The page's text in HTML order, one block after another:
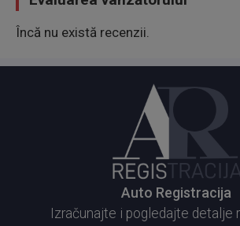
uslugu a to ima svoju cenu...
Încă nu există recenzii.
Auto Registracija
Izračunajte i pogledajte detalje